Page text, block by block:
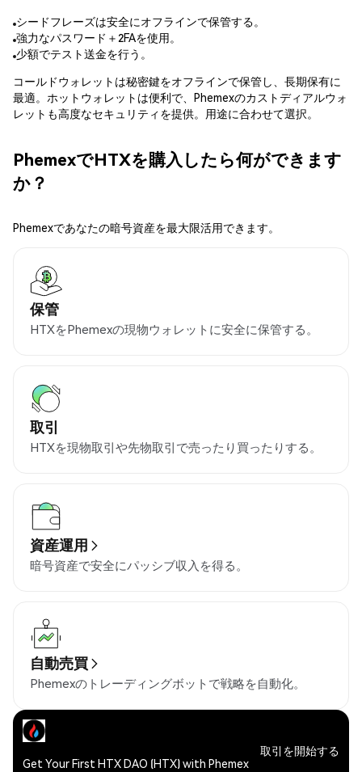
シードフレーズは安全にオフラインで保管する。
強力なパスワード＋2FAを使用。
少額でテスト送金を行う。
コールドウォレットは秘密鍵をオフラインで保管し、長期保有に
最適。ホットウォレットは便利で、Phemexのカストディアルウォ
レットも高度なセキュリティを提供。用途に合わせて選択。
PhemexでHTXを購入したら何ができます
か？
Phemexであなたの暗号資産を最大限活用できます。
保管
HTXをPhemexの現物ウォレットに安全に保管する。
取引
HTXを現物取引や先物取引で売ったり買ったりする。
資産運用
暗号資産で安全にパッシブ収入を得る。
自動売買
Phemexのトレーディングボットで戦略を自動化。
Get Your First HTX DAO (HTX) with Phemex
取引を開始する